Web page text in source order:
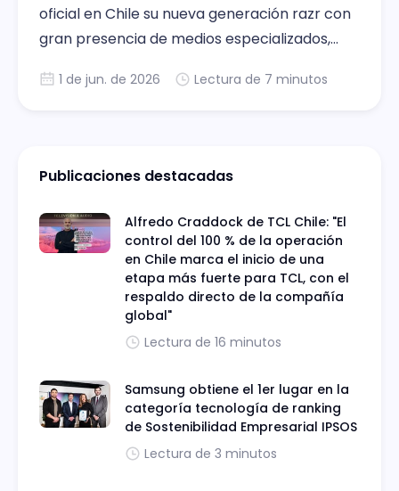
oficial en Chile su nueva generación razr con
gran presencia de medios especializados,
providencia un icono del mundo fashion
1 de jun. de 2026 Lectura de 7 minutos
Publicaciones destacadas
Alfredo Craddock de TCL Chile: "El
control del 100 % de la operación
en Chile marca el inicio de una
etapa más fuerte para TCL, con el
respaldo directo de la compañía
global"
Lectura de 16 minutos
Samsung obtiene el 1er lugar en la
categoría tecnología de ranking
de Sostenibilidad Empresarial IPSOS
Lectura de 3 minutos